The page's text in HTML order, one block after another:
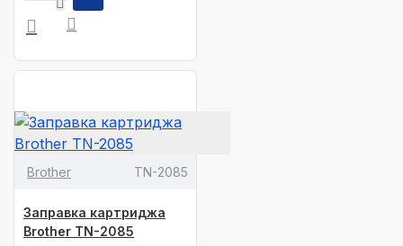
Brother TN-2085
Заправка картриджа
Brother TN-2085